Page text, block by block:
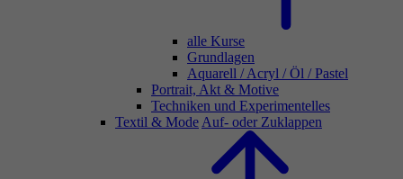
alle Kurse
Grundlagen
Aquarell / Acryl / Öl / Pastel
Portrait, Akt & Motive
Techniken und Experimentelles
Textil & Mode Auf- oder Zuklappen